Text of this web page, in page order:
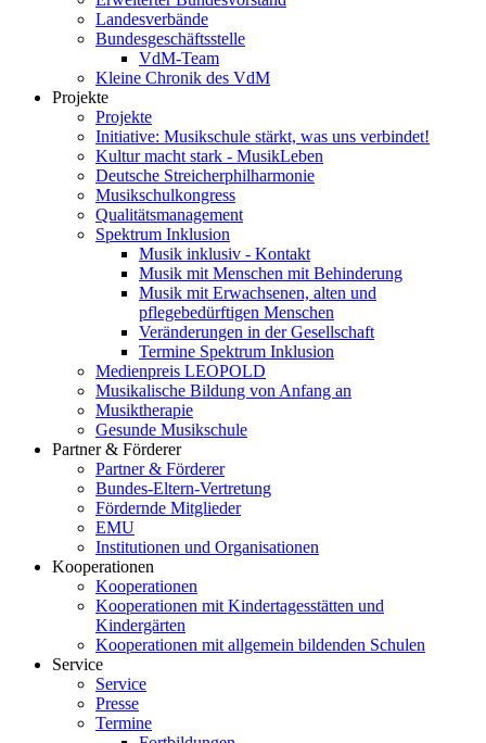
Landesverbände
Bundesgeschäftsstelle
VdM-Team
Kleine Chronik des VdM
Projekte
Projekte
Initiative: Musikschule stärkt, was uns verbindet!
Kultur macht stark - MusikLeben
Deutsche Streicherphilharmonie
Musikschulkongress
Qualitätsmanagement
Spektrum Inklusion
Musik inklusiv - Kontakt
Musik mit Menschen mit Behinderung
Musik mit Erwachsenen, alten und
pflegebedürftigen Menschen
Veränderungen in der Gesellschaft
Termine Spektrum Inklusion
Medienpreis LEOPOLD
Musikalische Bildung von Anfang an
Musiktherapie
Gesunde Musikschule
Partner & Förderer
Partner & Förderer
Bundes-Eltern-Vertretung
Fördernde Mitglieder
EMU
Institutionen und Organisationen
Kooperationen
Kooperationen
Kooperationen mit Kindertagesstätten und
Kindergärten
Kooperationen mit allgemein bildenden Schulen
Service
Service
Presse
Termine